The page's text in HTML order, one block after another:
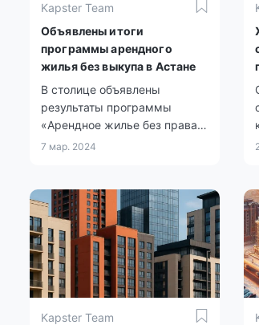
Kapster Team
Объявлены итоги
программы арендного
жилья без выкупа в Астане
В столице объявлены
результаты программы
«Арендное жилье без права
выкупа» для многодетных
родителей, а также для
социально уязвимых групп
населения.
7 мар. 2024
Kapster Team